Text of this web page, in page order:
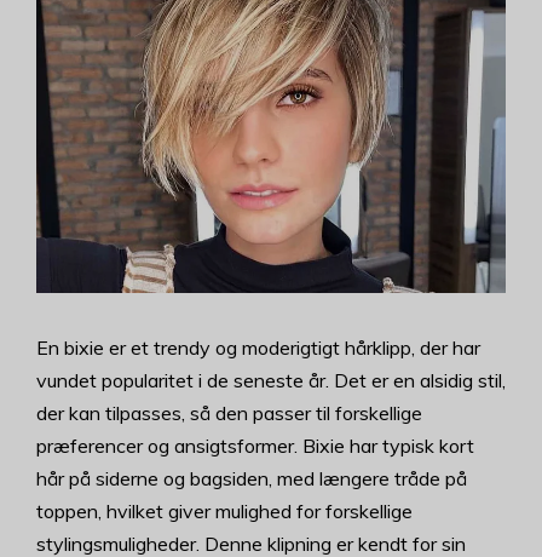
En bixie er et trendy og moderigtigt hårklipp, der har
vundet popularitet i de seneste år. Det er en alsidig stil,
der kan tilpasses, så den passer til forskellige
præferencer og ansigtsformer. Bixie har typisk kort
hår på siderne og bagsiden, med længere tråde på
toppen, hvilket giver mulighed for forskellige
stylingsmuligheder. Denne klipning er kendt for sin